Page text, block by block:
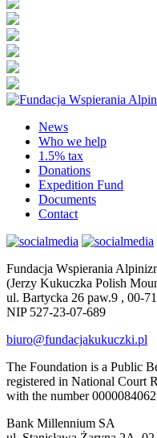
News
Who we help
1.5% tax
Donations
Expedition Fund
Documents
Contact
Fundacja Wspierania
(Jerzy Kukuczka Polish
ul. Bartycka 26 paw.9 , 00-
NIP 527-23-07-689
biuro@fundacjakukuczki.pl
The Foundation is a Public
registered in National Court
with the number 0000084062
Bank Millennium SA